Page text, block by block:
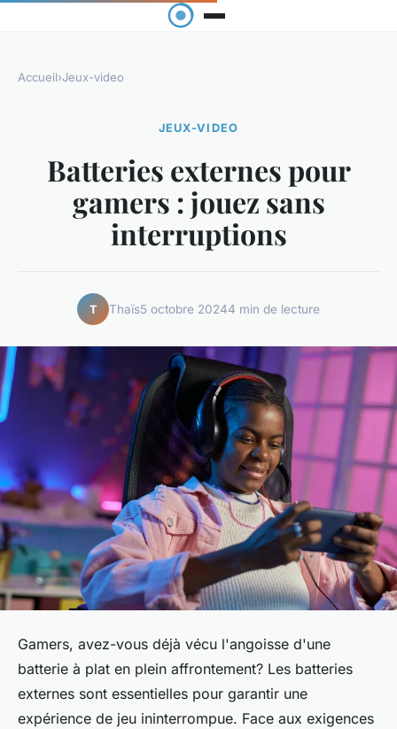
Accueil›Jeux-video
JEUX-VIDEO
Batteries externes pour
gamers : jouez sans
interruptions
T Thaïs5 octobre 20244 min de lecture
Gamers, avez-vous déjà vécu l'angoisse d'une
batterie à plat en plein affrontement? Les batteries
externes sont essentielles pour garantir une
expérience de jeu ininterrompue. Face aux exigences